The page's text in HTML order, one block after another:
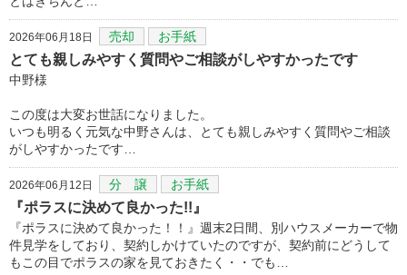
2026年06月18日 売却 お手紙
とても親しみやすく質問やご相談がしやすかったです
中野様
この度は大変お世話になりました。
いつも明るく元気な中野さんは、とても親しみやすく質問やご相談
がしやすかったです…
2026年06月12日 分 譲 お手紙
『ポラスに決めて良かった!!』
『ポラスに決めて良かった！！』週末2日間、別ハウスメーカーで物
件見学をしており、契約しかけていたのですが、契約前にどうして
もこの目でポラスの家を見ておきたく・・でも…